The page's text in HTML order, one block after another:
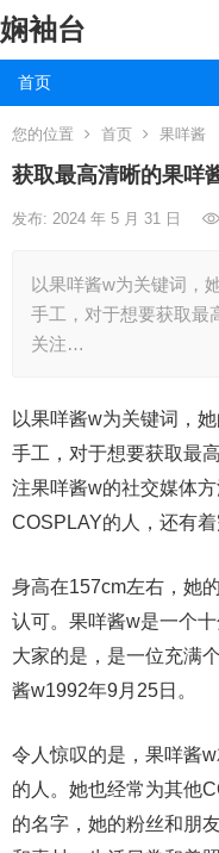
娴袖台
首页
您的位置 首页 果咩酱
获取最高清晰的果咩
发布: 2024 年 5 月 31 日
以果咩酱w为关键词，
手工，对于想要获取最
关注…
以果咩酱w为关键词，
手工，对于想要获取最
注果咩酱w的社交媒体
COSPLAY的人，还有着
身高在157cm左右，她
认可。果咩酱w是一个
大家的是，是一位充满
酱w1992年9月25日。
令人惊叹的是，果咩酱
的人。她也经常为其他
的名字，她的粉丝和朋